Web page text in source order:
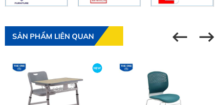
SẢN PHẨM LIÊN QUAN